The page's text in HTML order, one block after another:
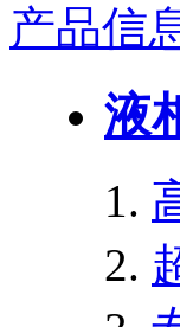
产品信
液